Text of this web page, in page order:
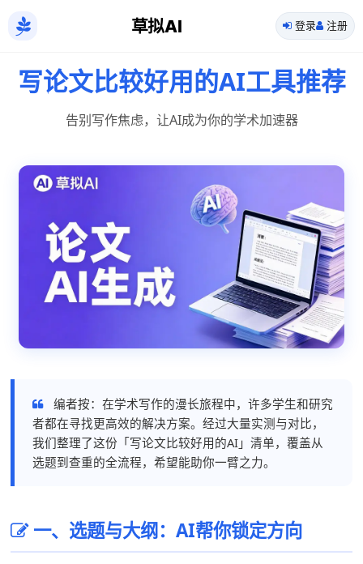
草拟AI 登录 注册
写论文比较好用的AI工具推荐
告别写作焦虑，让AI成为你的学术加速器
编者按：在学术写作的漫长旅程中，许多学生和研究
者都在寻找更高效的解决方案。经过大量实测与对比，
我们整理了这份「写论文比较好用的AI」清单，覆盖从
选题到查重的全流程，希望能助你一臂之力。
一、选题与大纲：AI帮你锁定方向